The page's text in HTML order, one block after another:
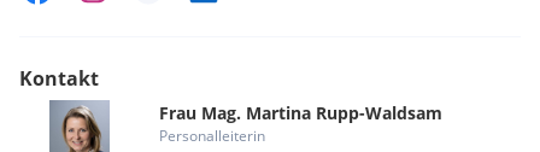
Mentoring Programm
DEINE KARRIEREWEGE
Für die Pflege bieten wir eine Vielzahl an Fort- und
Weiterbildungsmöglichkeiten an. Unter anderem auch ein
Kontakt
Frau Mag. Martina Rupp-Waldsam
Personalleiterin